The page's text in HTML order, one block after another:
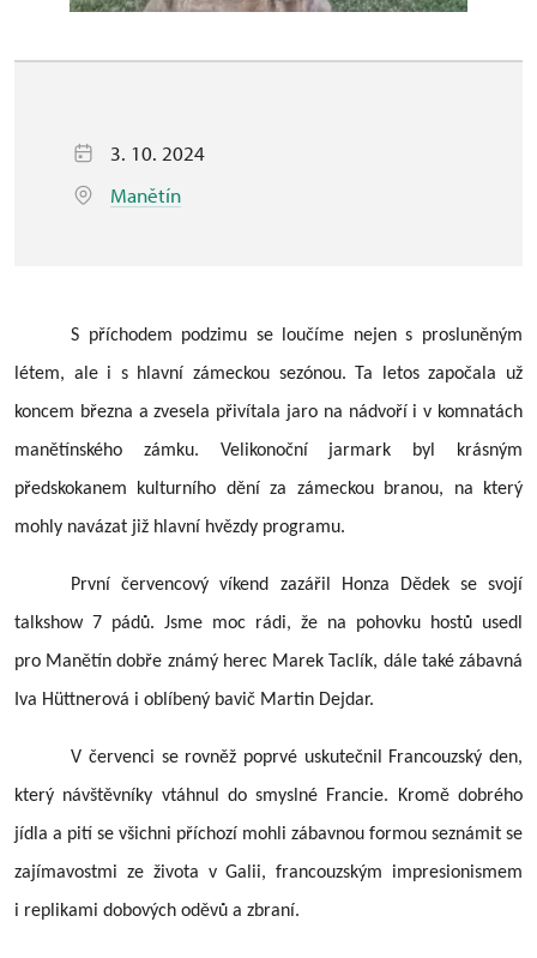
3. 10. 2024
Manětín
S příchodem podzimu se loučíme nejen s prosluněným
létem, ale i s hlavní zámeckou sezónou. Ta letos započala už
koncem března a zvesela přivítala jaro na nádvoří i v komnatách
manětínského zámku. Velikonoční jarmark byl krásným
předskokanem kulturního dění za zámeckou branou, na který
mohly navázat již hlavní hvězdy programu.
První červencový víkend zazářil Honza Dědek se svojí
talkshow 7 pádů. Jsme moc rádi, že na pohovku hostů usedl
pro Manětín dobře známý herec Marek Taclík, dále také zábavná
Iva Hüttnerová i oblíbený bavič Martin Dejdar.
V červenci se rovněž poprvé uskutečnil Francouzský den,
který návštěvníky vtáhnul do smyslné Francie. Kromě dobrého
jídla a pití se všichni příchozí mohli zábavnou formou seznámit se
zajímavostmi ze života v Galii, francouzským impresionismem
i replikami dobových oděvů a zbraní.